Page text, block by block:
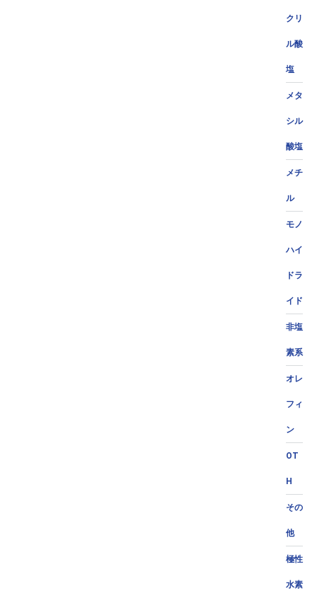
クリ
ル酸
塩
メタ
シル
酸塩
メチ
ル
モノ
ハイ
ドラ
イド
非塩
素系
オレ
フィ
ン
OT
H
その
他
極性
水素